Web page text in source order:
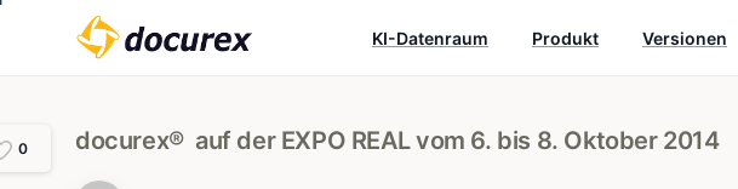
KI-Datenraum Produkt Versionen
docurex® auf der EXPO REALvom 6. bis 8. Oktober 2014
0